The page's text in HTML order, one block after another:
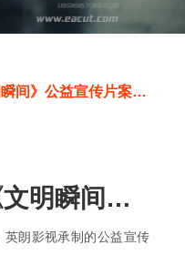
西安视频拍摄制作公司《文明瞬间》公益宣传片案例参考（样片）
英朗影视完成《文明瞬间》公益宣传片，以三代工人形象展现时代文明之光
朗影视承制的公益宣传